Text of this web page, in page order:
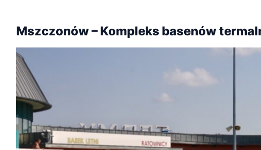
Mszczonów – Kompleks basenów